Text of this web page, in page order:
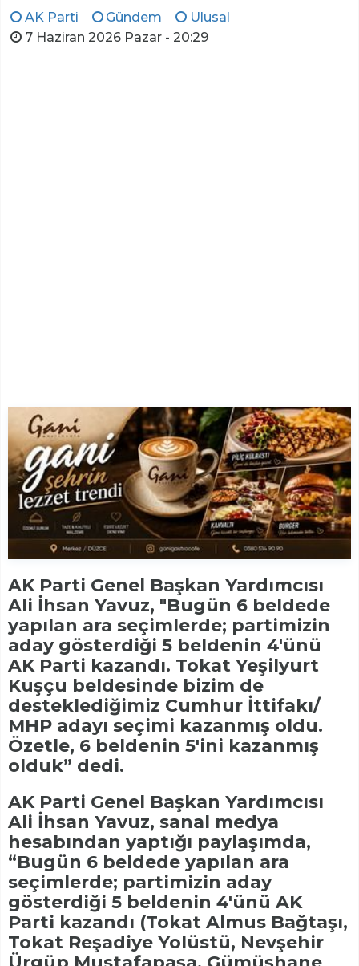
AK Parti Gündem
Ulusal
7 Haziran 2026 Pazar - 20:29
AK Parti Genel Başkan Yardımcısı
Ali İhsan Yavuz, "Bugün 6 beldede
yapılan ara seçimlerde; partimizin
aday gösterdiği 5 beldenin 4'ünü
AK Parti kazandı. Tokat Yeşilyurt
Kuşçu beldesinde bizim de
desteklediğimiz Cumhur İttifakı/
MHP adayı seçimi kazanmış oldu.
Özetle, 6 beldenin 5'ini kazanmış
olduk” dedi.
AK Parti Genel Başkan Yardımcısı
Ali İhsan Yavuz, sanal medya
hesabından yaptığı paylaşımda,
“Bugün 6 beldede yapılan ara
seçimlerde; partimizin aday
gösterdiği 5 beldenin 4'ünü AK
Parti kazandı (Tokat Almus Bağtaşı,
Tokat Reşadiye Yolüstü, Nevşehir